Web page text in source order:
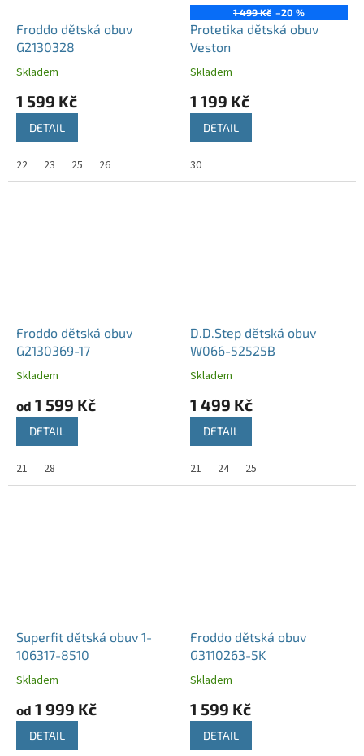
Froddo dětská obuv
G2130328
Skladem
1 599 Kč
DETAIL
22 23 25 26
1 499 Kč –20 %
Protetika dětská obuv
Veston
Skladem
1 199 Kč
DETAIL
30
Froddo dětská obuv
G2130369-17
Skladem
od 1 599 Kč
DETAIL
21 28
D.D.Step dětská obuv
W066-52525B
Skladem
1 499 Kč
DETAIL
21 24 25
Superfit dětská obuv 1-
106317-8510
Skladem
od 1 999 Kč
DETAIL
Froddo dětská obuv
G3110263-5K
Skladem
1 599 Kč
DETAIL